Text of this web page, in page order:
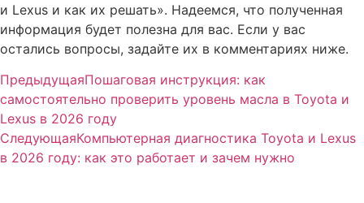
и Lexus и как их решать». Надеемся, что полученная
информация будет полезна для вас. Если у вас
остались вопросы, задайте их в комментариях ниже.
ПредыдущаяПошаговая инструкция: как
самостоятельно проверить уровень масла в Toyota и
Lexus в 2026 году
СледующаяКомпьютерная диагностика Toyota и Lexus
в 2026 году: как это работает и зачем нужно